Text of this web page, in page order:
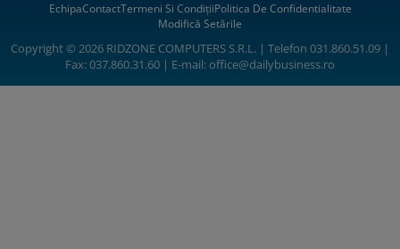
EchipaContactTermeni Si CondițiiPolitica De Confidentialitate
Modifică Setările
Copyright © 2026 RIDZONE COMPUTERS S.R.L. | Telefon 031.860.51.09 |
Fax: 037.860.31.60 | E-mail:office@dailybusiness.ro